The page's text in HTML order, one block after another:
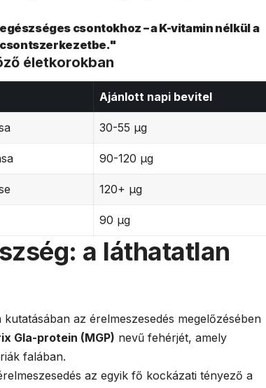
csontokhoz – a K-vitamin nélkül a
csontszerkezetbe."
életkorokban
Ajánlott napi bevitel
30-55 μg
90-120 μg
120+ μg
90 μg
a láthatatlan
az érelmeszesedés megelőzésében
Gla-protein (MGP) nevű fehérjét, amely
falában.
az egyik fő kockázati tényező a